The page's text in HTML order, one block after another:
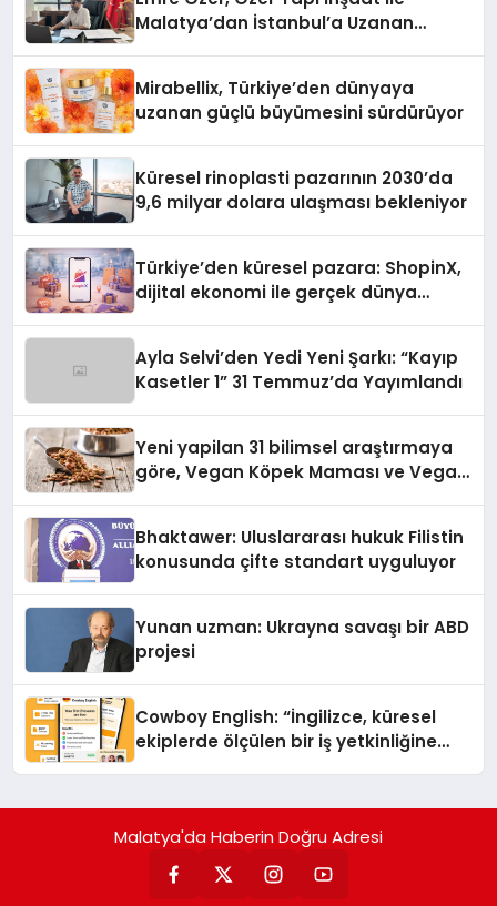
Malatya’dan İstanbul’a Uzanan
Mirabellix, Türkiye’den dünyaya
uzanan güçlü büyümesini sürdürüyor
Küresel rinoplasti pazarının 2030’da
9,6 milyar dolara ulaşması bekleniyor
Türkiye’den küresel pazara: ShopinX,
dijital ekonomi ile gerçek dünya
Ayla Selvi’den Yedi Yeni Şarkı: “Kayıp
Kasetler 1” 31 Temmuz’da Yayımlandı
Yeni yapilan 31 bilimsel araştırmaya
göre, Vegan Köpek Maması ve Vegan
Bhaktawer: Uluslararası hukuk Filistin
konusunda çifte standart uyguluyor
Yunan uzman: Ukrayna savaşı bir ABD
projesi
Cowboy English: “İngilizce, küresel
ekiplerde ölçülen bir iş yetkinliğine
Malatya'da Haberin Doğru Adresi